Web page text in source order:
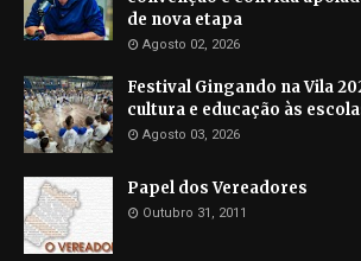
de nova etapa
Agosto 02, 2026
Festival Gingando na Vila
cultura e educação às
Agosto 03, 2026
Papel dos Vereadores
Outubro 31, 2011